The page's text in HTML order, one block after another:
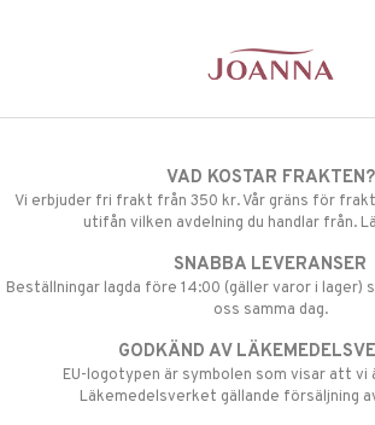
VAD KOSTAR FRAKTEN?
Vi erbjuder fri frakt från 350 kr. Vår gräns för
utifån vilken avdelning du handlar från.
SNABBA LEVERANSER
Beställningar lagda före 14:00 (gäller varor i lager)
oss samma dag.
GODKÄND AV
EU-logotypen är symbolen som visar att vi
Läkemedelsverket gällande försäljning